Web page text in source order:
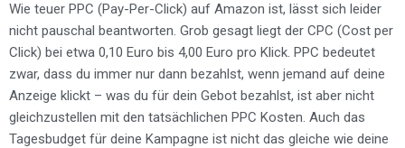
Wie teuer PPC (Pay-Per-Click) auf Amazon ist, lässt sich leider
nicht pauschal beantworten. Grob gesagt liegt der CPC (Cost per
Click) bei etwa 0,10 Euro bis 4,00 Euro pro Klick. PPC bedeutet
zwar, dass du immer nur dann bezahlst, wenn jemand auf deine
Anzeige klickt – was du für dein Gebot bezahlst, ist aber nicht
gleichzustellen mit den tatsächlichen PPC Kosten. Auch das
Tagesbudget für deine Kampagne ist nicht das gleiche wie deine